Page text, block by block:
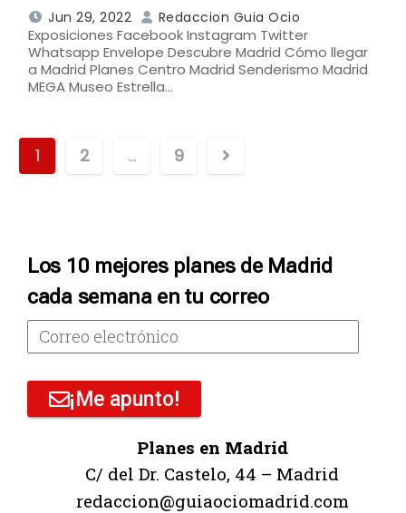
Jun 29, 2022 Redaccion Guia Ocio
Exposiciones Facebook Instagram Twitter
Whatsapp Envelope Descubre Madrid Cómo llegar
a Madrid Planes Centro Madrid Senderismo Madrid
MEGA Museo Estrella…
1 2 … 9
Los 10 mejores planes de Madrid
cada semana en tu correo
¡Me apunto!
Planes en Madrid
C/ del Dr. Castelo, 44 – Madrid
redaccion@guiaociomadrid.com